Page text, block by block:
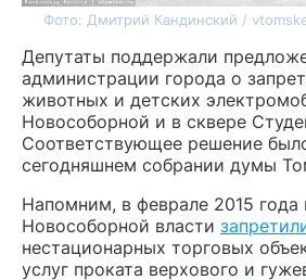
Фото: Дмитрий Кандинский /
Депутаты поддержали
администрации города о
животных и детских
Новособорной и в сквере
Соответствующее решение
сегодняшнем собрании думы
Напомним, в феврале 2015 года
Новособорной власти
нестационарных торговых
услуг проката верхового и